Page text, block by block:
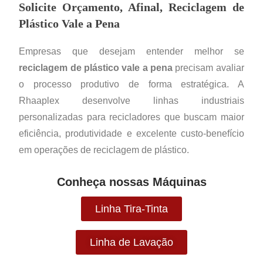
Solicite Orçamento, Afinal, Reciclagem de
Plástico Vale a Pena
Empresas que desejam entender melhor se
reciclagem de plástico vale a penaprecisam avaliar
o processo produtivo de forma estratégica. A
Rhaaplex desenvolve linhas industriais
personalizadas para recicladores que buscam maior
eficiência, produtividade e excelente custo-benefício
em operações de reciclagem de plástico.
Conheça nossas Máquinas
Linha Tira-Tinta
Linha de Lavação